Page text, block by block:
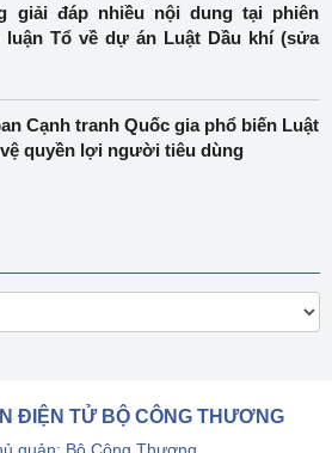
giải đáp nhiều nội dung tại phiên
luận Tổ về dự án Luật Dầu khí (sửa
Cạnh tranh Quốc gia phổ biến Luật
quyền lợi người tiêu dùng
ĐIỆN TỬ BỘ CÔNG THƯƠNG